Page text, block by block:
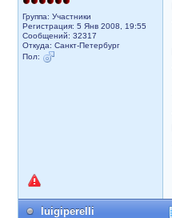
Группа: Участники
Регистрация: 5 Янв 2008, 19:55
Сообщений: 32317
Откуда: Санкт-Петербург
Пол:
luigiperelli